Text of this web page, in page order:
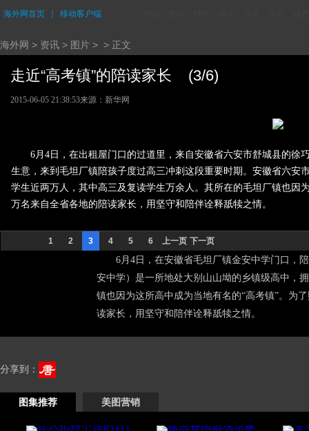
海外网首页 移动客户端
海外网 > 资讯 > 图片 > > 正文
走近“高考镇”的陪读家长 (3/6)
2015-06-05 21:38:53来源：新华网
6月4日，在出租屋门口的过道里，来自安徽省六安市舒城县的
生意，来到毛坦厂镇陪孩子度过高三冲刺这段重要时期。安徽省六
学生近两万人，其中高三及复读学生万余人。其所在的毛坦厂镇也因
万名来自全省各地的陪读家长，用坚守和陪伴诠释舐犊之情。
1 2 3 4 5 6 上一页 下一页
6月4日，在安徽省毛坦厂镇金安中学门口，陪
安中学）是一所地处大别山山坳的乡镇级高中，
镇也因为这所高中成为当地有名的“高考镇”。为
读家长，用坚守和陪伴诠释舐犊之情。
分享到：
图集推荐 美图营销